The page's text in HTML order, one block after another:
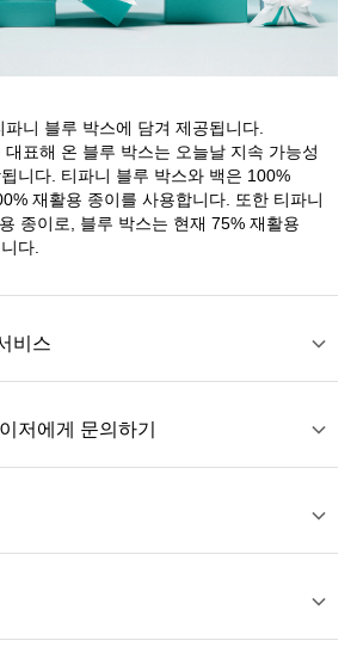
니 블루 박스에 담겨 제공됩니다.
표해 온 블루 박스는 오늘날 지속 가능성
니다. 티파니 블루 박스와 백은 100%
재활용 종이를 사용합니다. 또한 티파니
종이로, 블루 박스는 현재 75% 재활용
다.
비스
저에게 문의하기